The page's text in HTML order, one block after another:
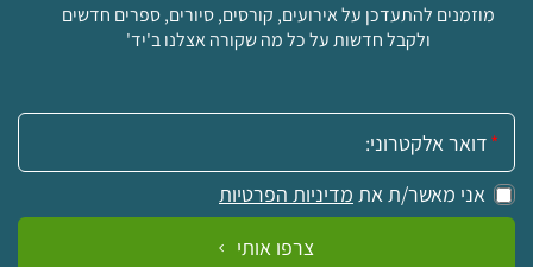
מוזמנים להתעדכן על אירועים, קורסים, סיורים, ספרים חדשים
ולקבל חדשות על כל מה שקורה אצלנו ב'יד'
אימייל:
אני מאשר/ת את מדיניות הפרטיות
צרפו אותי